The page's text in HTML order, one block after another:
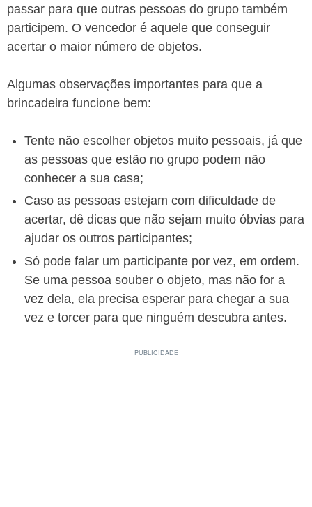
passar para que outras pessoas do grupo também
participem. O vencedor é aquele que conseguir
acertar o maior número de objetos.
Algumas observações importantes para que a
brincadeira funcione bem:
Tente não escolher objetos muito pessoais, já que
as pessoas que estão no grupo podem não
conhecer a sua casa;
Caso as pessoas estejam com dificuldade de
acertar, dê dicas que não sejam muito óbvias para
ajudar os outros participantes;
Só pode falar um participante por vez, em ordem.
Se uma pessoa souber o objeto, mas não for a
vez dela, ela precisa esperar para chegar a sua
vez e torcer para que ninguém descubra antes.